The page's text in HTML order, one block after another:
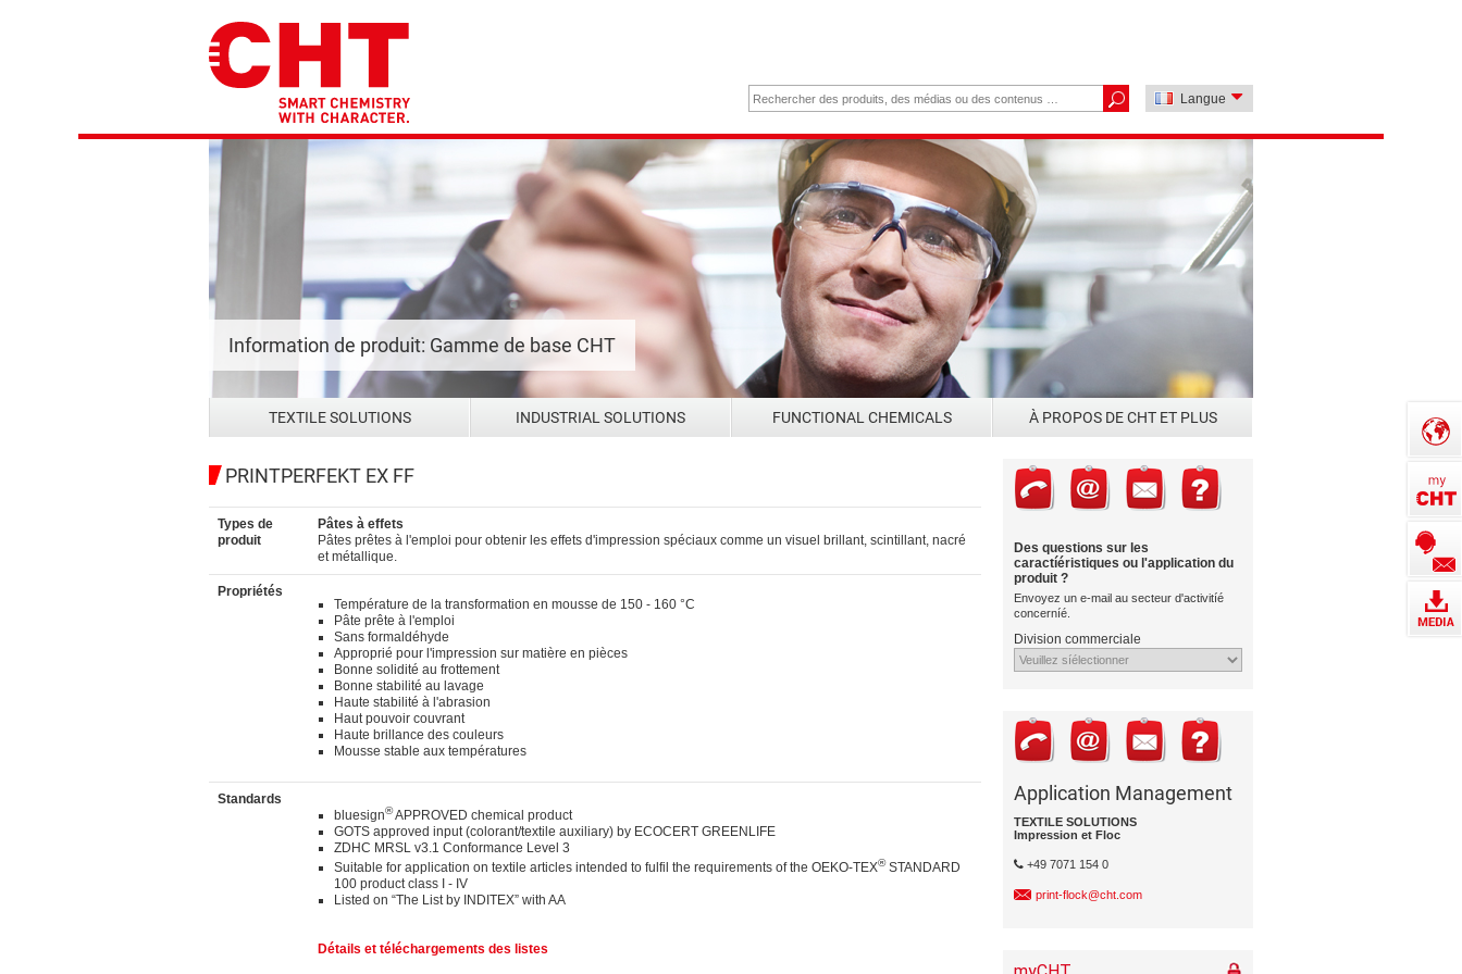
Langue
Information de produit: Gamme de base CHT
TEXTILE SOLUTIONS INDUSTRIAL SOLUTIONS FUNCTIONAL CHEMICALS À PROPOS DE CHT ET PLUS
PRINTPERFEKT EX FF
Types de
produit
Pâtes à effets
Pâtes prêtes à l'emploi pour obtenir les effets d'impression spéciaux comme un visuel brillant, scintillant, nacré
et métallique.
Propriétés
Température de la transformation en mousse de 150 - 160 °C
Pâte prête à l'emploi
Sans formaldéhyde
Approprié pour l'impression sur matière en pièces
Bonne solidité au frottement
Bonne stabilité au lavage
Haute stabilité à l'abrasion
Haut pouvoir couvrant
Haute brillance des couleurs
Mousse stable aux températures
Standards
bluesign®APPROVED chemical product
GOTS approved input (colorant/textile auxiliary) by ECOCERT GREENLIFE
ZDHC MRSL v3.1 Conformance Level 3
Suitable for application on textile articles intended to fulfil the requirements of the OEKO-TEX®STANDARD
100 product class I - IV
Listed on “The List by INDITEX” with AA
Détails et téléchargements des listes
Des questions sur les
caractíéristiques ou l'application du
produit ?
Envoyez un e-mail au secteur d'activitíé
concerníé.
Division commerciale
Application Management
TEXTILE SOLUTIONS
Impression et Floc
+49 7071 154 0
print-flock@cht.com